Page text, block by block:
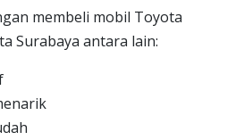
membeli mobil Toyota
Surabaya antara lain: